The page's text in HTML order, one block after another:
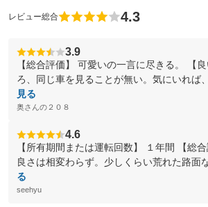
レビュー総合 4.3
3.9
【総合評価】 可愛いの一言に尽きる。 【
ろ、同じ車を見ることが無い。気にいれば
見る
奥さんの２０８
4.6
【所有期間または運転回数】 １年間 【総
良さは相変わらず。少しくらい荒れた路面
る
seehyu